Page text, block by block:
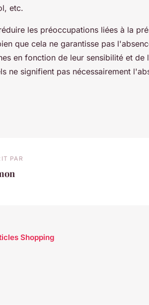
etc.
les préoccupations liées à la
que cela ne garantisse pas
en fonction de leur sensibilité et
ne signifient pas nécessairement
PAR
Shopping